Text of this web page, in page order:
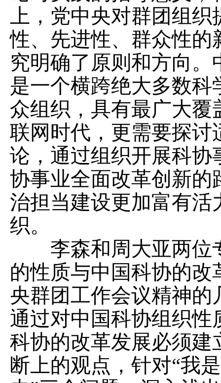
上，党中央对群团组
性、先进性、群众性
究明确了原则和方向
是一个横跨绝大多数
众组织，具有最广大
联网时代，更需要探
论，通过组织开展科
协事业全面改革创新
治担当建设更加富有
织。
李森和周大亚两位
的性质与中国科协的
央群团工作会议精神
通过对中国科协组织
科协的改革发展必须
断上的观点，针对“我